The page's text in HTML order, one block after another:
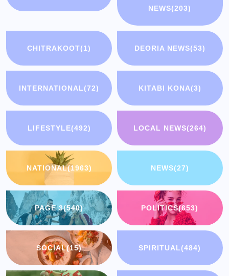
NEWS(203)
CHITRAKOOT(1) DEORIA NEWS(53)
INTERNATIONAL(72) KITABI KONA(3)
LIFESTYLE(492) LOCAL NEWS(264)
NATIONAL(1963) NEWS(27)
PAGE 3(540) POLITICS(653)
SOCIAL(15) SPIRITUAL(484)